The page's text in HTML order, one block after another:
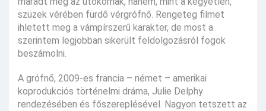
szüzek vérében fürdő vérgrófnő. Rengeteg filmet
ihletett meg a vámpírszerű karakter, de most a
szerintem legjobban sikerült feldolgozásról fogok
beszámolni.
A grófnő, 2009-es francia – német – amerikai
koprodukciós történelmi dráma, Julie Delphy
rendezésében és főszereplésével. Nagyon tetszett az